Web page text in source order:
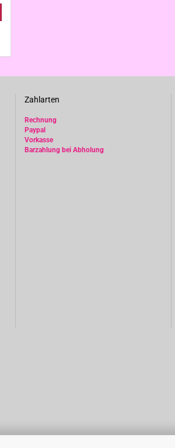
Zahlarten
Rechnung
Paypal
Vorkasse
Barzahlung bei Abholung